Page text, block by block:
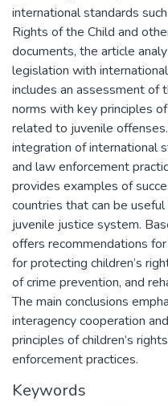
international standards
Rights of the Child and
documents, the article
legislation with
includes an assessment of
norms with key principles
related to juvenile
integration of international
and law enforcement
provides examples of
countries that can be
juvenile justice system.
offers recommendations
for protecting children’s
of crime prevention, and
The main conclusions
interagency cooperation
principles of children’s
enforcement practices.
Keywords